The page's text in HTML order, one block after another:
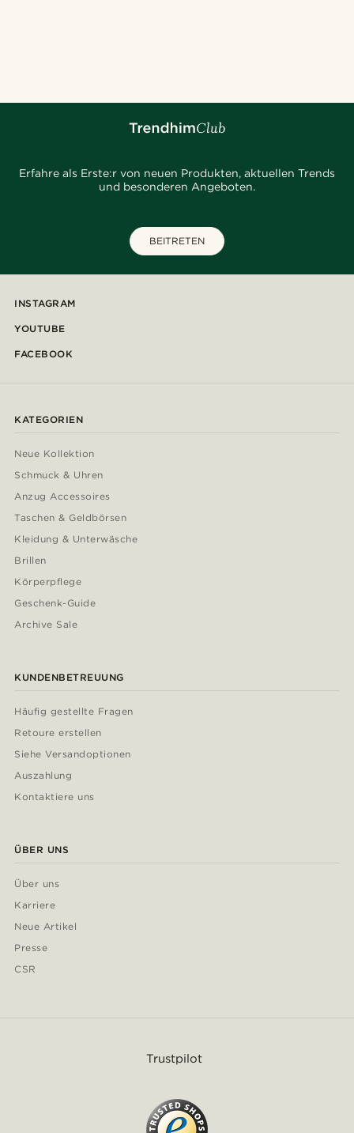
Erfahre als Erste:r von neuen Produkten, aktuellen Trends
und besonderen Angeboten.
BEITRETEN
INSTAGRAM
YOUTUBE
FACEBOOK
KATEGORIEN
Neue Kollektion
Schmuck & Uhren
Anzug Accessoires
Taschen & Geldbörsen
Kleidung & Unterwäsche
Brillen
Körperpflege
Geschenk-Guide
Archive Sale
KUNDENBETREUUNG
Häufig gestellte Fragen
Retoure erstellen
Siehe Versandoptionen
Auszahlung
Kontaktiere uns
ÜBER UNS
Über uns
Karriere
Neue Artikel
Presse
CSR
Trustpilot